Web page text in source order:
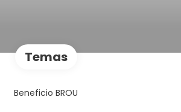
Temas
Beneficio BROU